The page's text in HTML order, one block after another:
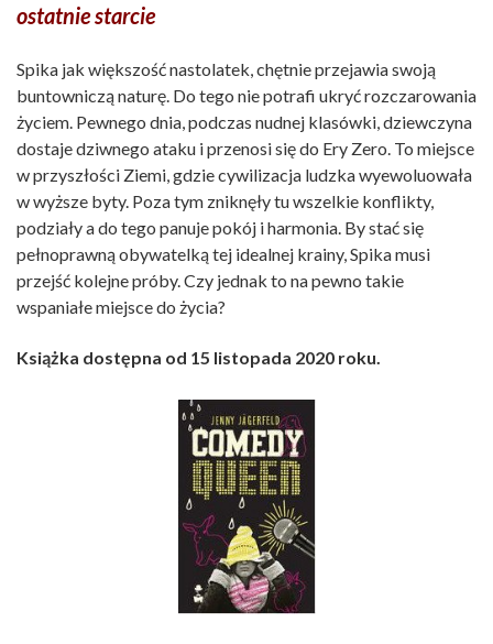
ostatnie starcie
Spika jak większość nastolatek, chętnie przejawia swoją
buntowniczą naturę. Do tego nie potrafi ukryć rozczarowania
życiem. Pewnego dnia, podczas nudnej klasówki, dziewczyna
dostaje dziwnego ataku i przenosi się do Ery Zero. To miejsce
w przyszłości Ziemi, gdzie cywilizacja ludzka wyewoluowała
w wyższe byty. Poza tym zniknęły tu wszelkie konflikty,
podziały a do tego panuje pokój i harmonia. By stać się
pełnoprawną obywatelką tej idealnej krainy, Spika musi
przejść kolejne próby. Czy jednak to na pewno takie
wspaniałe miejsce do życia?
Książka dostępna od 15 listopada 2020 roku.